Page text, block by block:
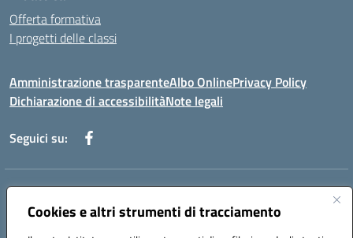
Cookies e altri strumenti di tracciamento
Offerta formativa
I progetti delle classi
Amministrazione trasparenteAlbo OnlinePrivacy Policy
Dichiarazione di accessibilitàNote legali
Seguici su:
Indirizzo:
Centralino:+39 0965 78 12 60 Email:rcic841003@istruzione.it